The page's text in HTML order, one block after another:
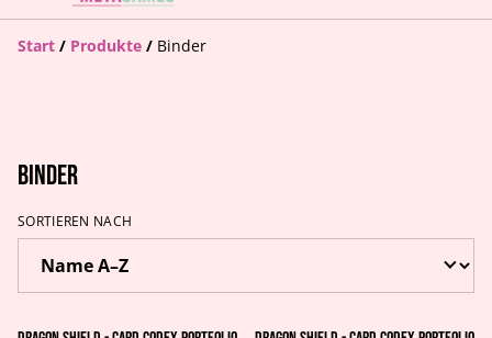
Start / Produkte / Binder
Binder
SORTIEREN NACH